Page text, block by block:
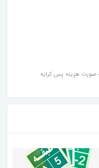
صورت هزینه پس کرایه